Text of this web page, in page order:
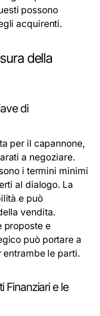
possono
acquirenti.
della
di
per il capannone,
a negoziare.
i termini minimi
al dialogo. La
e può
vendita.
proposte e
può portare a
le parti.
Finanziari e le